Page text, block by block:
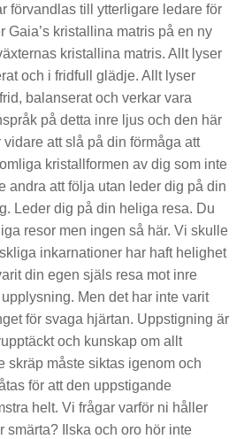
förvandlas till ytterligare ledare för
Gaia’s kristallina matris på en ny
kristallina matris. Allt lyser
och i fridfull glädje. Allt lyser
balanserat och verkar vara
på detta inre ljus och den här
att slå på din förmåga att
kristallformen av dig som inte
andra att följa utan leder dig på din
Leder dig på din heliga resa. Du
resor men ingen så här. Vi skulle
inkarnationer har haft helighet
din egen själs resa mot inre
Men det har inte varit
för svaga hjärtan. Uppstigning är
och kunskap om allt
skräp måste siktas igenom och
för att den uppstigande
helt. Vi frågar varför ni håller
smärta? Ilska och oro hör inte